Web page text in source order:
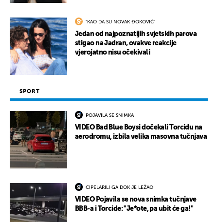
"KAO DA SU NOVAK ĐOKOVIĆ"
Jedan od najpoznatijih svjetskih parova
stigao na Jadran, ovakve reakcije
vjerojatno nisu očekivali
SPORT
POJAVILA SE SNIMKA
VIDEO Bad Blue Boysi dočekali Torcidu na
aerodromu, izbila velika masovna tučnjava
CIPELARILI GA DOK JE LEŽAO
VIDEO Pojavila se nova snimka tučnjave
BBB-a i Torcide: "Je*ote, pa ubit će ga!"